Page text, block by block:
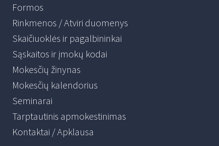
Formos
Rinkmenos / Atviri duomenys
Skaičiuoklės ir pagalbininkai
Sąskaitos ir įmokų kodai
Mokesčių žinynas
Mokesčių kalendorius
Seminarai
Tarptautinis apmokestinimas
Kontaktai / Apklausa